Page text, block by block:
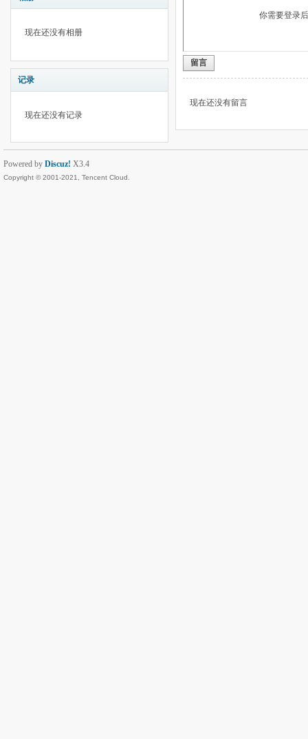
现在还没有相册
记录
现在还没有记录
你需要登录
留言
现在还没有留言
Powered by Discuz! X3.4
Copyright © 2001-2021, Tencent Cloud.